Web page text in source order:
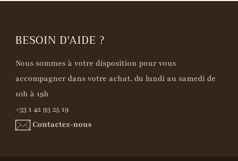
BESOIN D'AIDE ?
Nous sommes à votre disposition pour vous
accompagner dans votre achat, du lundi au samedi de
10h à 19h
+33 1 42 93 25 19
Contactez-nous